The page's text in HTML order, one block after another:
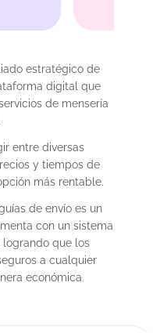
estratégico de
digital que
de mensería
entre diversas
y tiempos de
más rentable.
de envío es un
con un sistema
que los
a cualquier
económica.